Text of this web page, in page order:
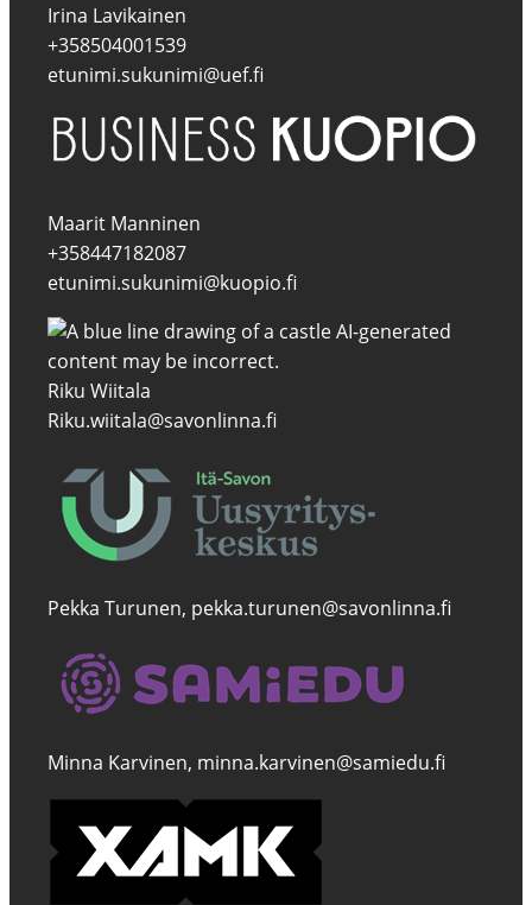
Irina Lavikainen
+358504001539
etunimi.sukunimi@uef.fi
Maarit Manninen
+358447182087
etunimi.sukunimi@kuopio.fi
Riku Wiitala
Riku.wiitala@savonlinna.fi
Pekka Turunen, pekka.turunen@savonlinna.fi
Minna Karvinen, minna.karvinen@samiedu.fi